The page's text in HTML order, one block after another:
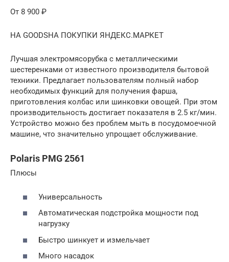
От 8 900 ₽
НА GOODSНА ПОКУПКИ ЯНДЕКС.МАРКЕТ
Лучшая электромясорубка с металлическими
шестеренками от известного производителя бытовой
техники. Предлагает пользователям полный набор
необходимых функций для получения фарша,
приготовления колбас или шинковки овощей. При этом
производительность достигает показателя в 2.5 кг/мин.
Устройство можно без проблем мыть в посудомоечной
машине, что значительно упрощает обслуживание.
Polaris PMG 2561
Плюсы
Универсальность
Автоматическая подстройка мощности под
нагрузку
Быстро шинкует и измельчает
Много насадок